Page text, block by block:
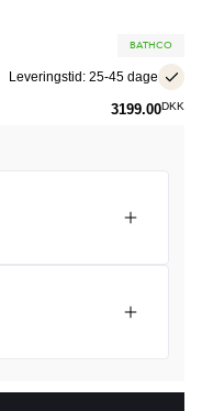
BATHCO
Leveringstid: 25-45 dage
3199.00DKK